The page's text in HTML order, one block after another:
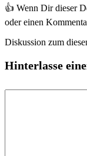
👍 Wenn Dir dieser
oder einen
Diskussion zum
Hinterlasse